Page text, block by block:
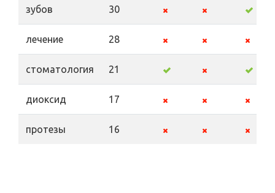
зубов 30
лечение 28
стоматология 21
диоксид 17
протезы 16